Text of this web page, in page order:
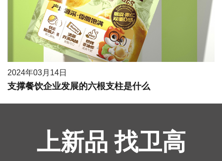
2024年03月14日
支撑餐饮企业发展的六根支柱是什么
上新品 找卫高